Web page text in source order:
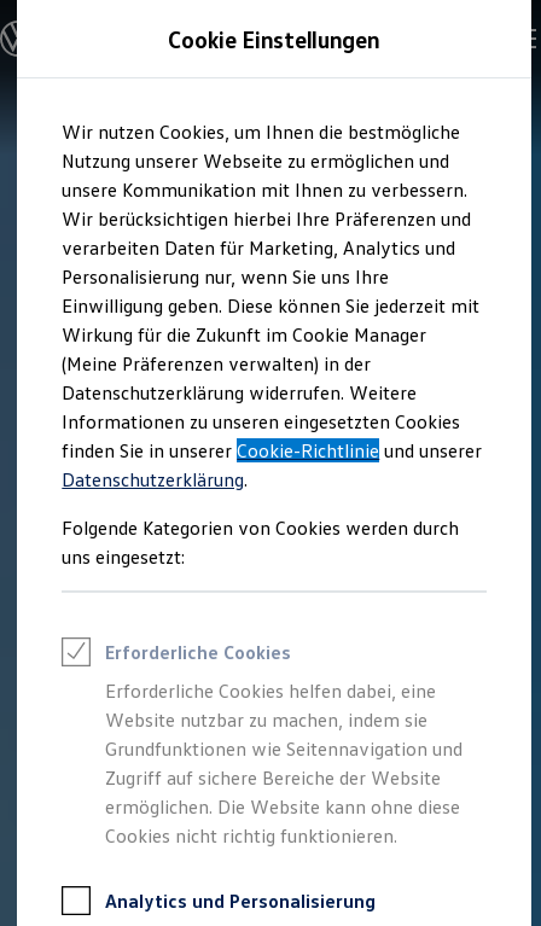
Hauptinhalt
springen
Footer
springen
Modelle & Konfigurator
Nutzfahrzeugkategorien entdecken
Modelle konfigurieren
Vorgängermodelle und Oldtimer
Vorgängermodelle
Oldtimer
Bulli Historie
Branchenlösungen & Gewerbekunden
Umbaulösungen und Hersteller finden
Auf- und Umbauten entdecken & konfigurieren
Groß- und Sonderkunden
Großkunden
Kommunen & Behörden
Journalisten
Sportvereine
Branchenlösungen
Bau & Handwerk
Gewerbliche Personenbeförderung
Service & mobile Werkstätten
Kurier, Logistik & Handel
Feuerwehr
Rettungsdienste
ONE Business ID Vorteile
Fahrzeugsuche & Marktplatz
Digitaler Marktplatz
Kauf & Finanzierung
Online-Fahrzeugbewertung
Aktionen & Angebote
E-Auto-Förderung
Für Privatkunden
Für Gewerbekunden
Profi Paket
TopDeal
Zertifizierte Gebrauchtwagen
Cookie Einstellungen
Wir nutzen Cookies, um Ihnen die bestmögliche
Nutzung unserer Webseite zu ermöglichen und
unsere Kommunikation mit Ihnen zu verbessern.
Wir berücksichtigen hierbei Ihre Präferenzen und
verarbeiten Daten für Marketing, Analytics und
Personalisierung nur, wenn Sie uns Ihre
Einwilligung geben. Diese können Sie jederzeit mit
Wirkung für die Zukunft im Cookie Manager
(Meine Präferenzen verwalten) in der
Datenschutzerklärung widerrufen. Weitere
Informationen zu unseren eingesetzten Cookies
finden Sie in unsererCookie-Richtlinie und unserer
Datenschutzerklärung.
Folgende Kategorien von Cookies werden durch
uns eingesetzt:
Erforderliche Cookies
Erforderliche Cookies helfen dabei, eine
Website nutzbar zu machen, indem sie
Grundfunktionen wie Seitennavigation und
Zugriff auf sichere Bereiche der Website
ermöglichen. Die Website kann ohne diese
Cookies nicht richtig funktionieren.
Analytics und Personalisierung